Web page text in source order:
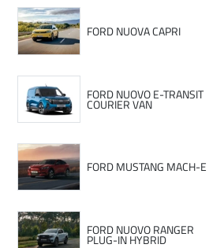
FORD NUOVA CAPRI
FORD NUOVO E-TRANSIT
COURIER VAN
FORD MUSTANG MACH-E
FORD NUOVO RANGER
PLUG-IN HYBRID